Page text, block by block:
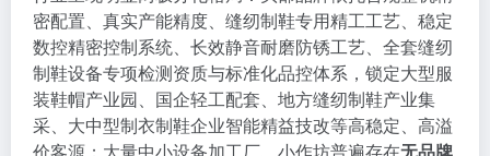
密配置、真实产能精度、缝纫制鞋专用精工工艺、稳定
数控精密控制系统、长效静音耐磨防锈工艺、全套缝纫
制鞋设备专项检测资质与标准化品控体系，锁定大型服
装鞋帽产业园、国企轻工配套、地方缝纫制鞋产业集
采、大中型制衣制鞋企业智能精益技改等高稳定、高溢